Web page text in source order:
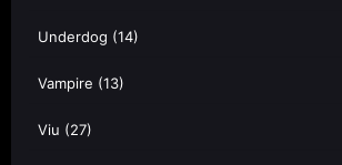
Underdog (14)
Vampire (13)
Viu (27)